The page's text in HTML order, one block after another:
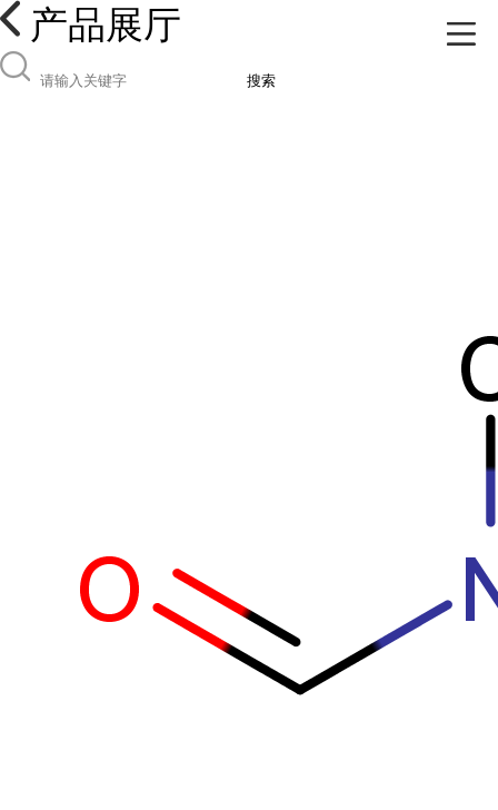
产品展厅
搜索